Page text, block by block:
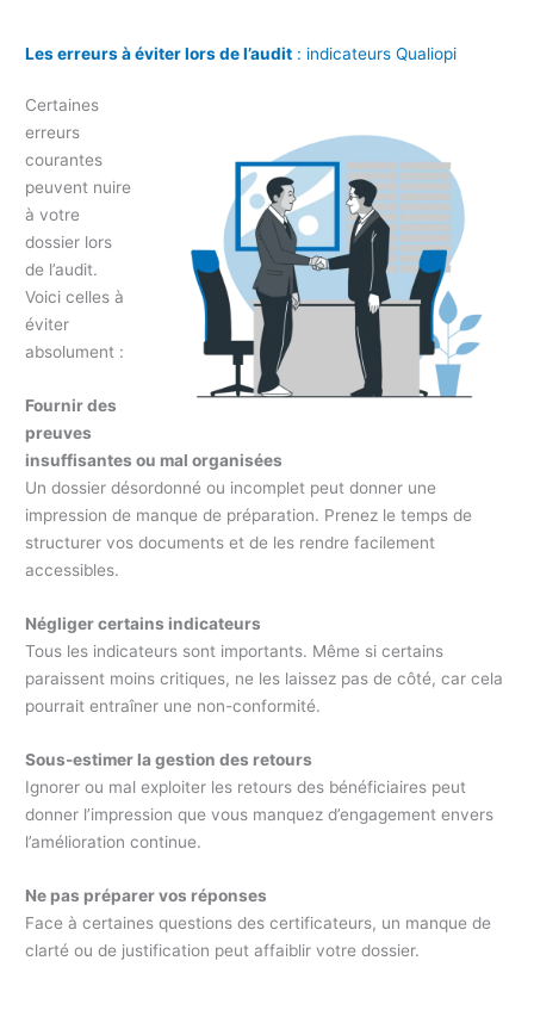
Les erreurs à éviter lors de l’audit : indicateurs Qualiopi
Certaines
erreurs
courantes
peuvent nuire
à votre
dossier lors
de l’audit.
Voici celles à
éviter
absolument :
Fournir des
preuves
insuffisantes ou mal organisées
Un dossier désordonné ou incomplet peut donner une
impression de manque de préparation. Prenez le temps de
structurer vos documents et de les rendre facilement
accessibles.
Négliger certains indicateurs
Tous les indicateurs sont importants. Même si certains
paraissent moins critiques, ne les laissez pas de côté, car cela
pourrait entraîner une non-conformité.
Sous-estimer la gestion des retours
Ignorer ou mal exploiter les retours des bénéficiaires peut
donner l’impression que vous manquez d’engagement envers
l’amélioration continue.
Ne pas préparer vos réponses
Face à certaines questions des certificateurs, un manque de
clarté ou de justification peut affaiblir votre dossier.